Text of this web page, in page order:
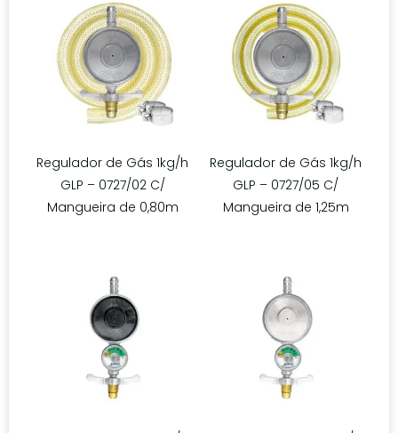
Regulador de Gás 1kg/h
GLP – 0727/02 C/
Mangueira de 0,80m
Regulador de Gás 1kg/h
GLP – 0727/05 C/
Mangueira de 1,25m